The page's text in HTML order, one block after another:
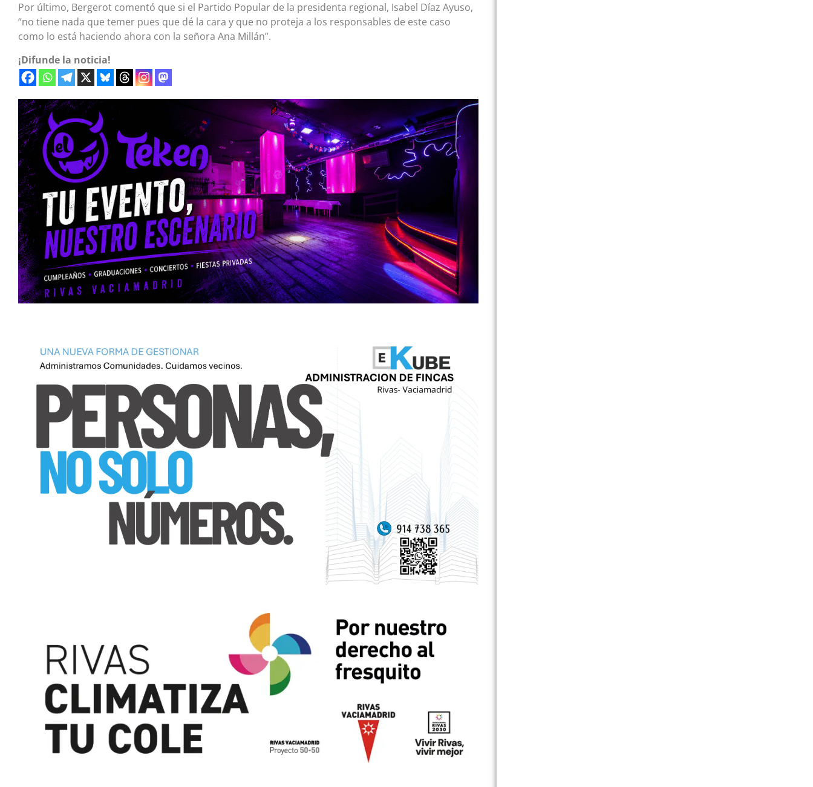
Por último, Bergerot comentó que si el Partido Popular de la presidenta regional, Isabel Díaz Ayuso,
“no tiene nada que temer pues que dé la cara y que no proteja a los responsables de este caso
como lo está haciendo ahora con la señora Ana Millán”.
¡Difunde la noticia!